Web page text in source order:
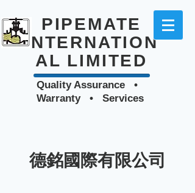
PIPEMATE
INTERNATION
AL LIMITED
Quality Assurance •
Warranty • Services
德銘國際有限公司